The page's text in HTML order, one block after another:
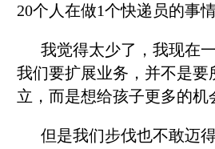
20个人在做1个快递员的事情
我觉得太少了，我现在
我们要扩展业务，并不是要
立，而是想给孩子更多的机
但是我们步伐也不敢迈